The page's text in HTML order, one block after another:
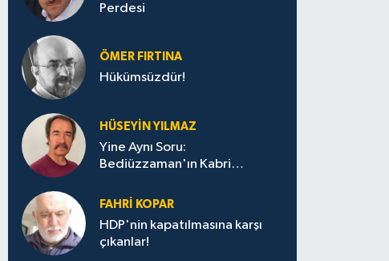
Perdesi
ÖMER FIRTINA
Hükümsüzdür!
HÜSEYIN YILMAZ
Yine Aynı Soru:
Bediüzzaman'ın Kabri
FAHRI KOPAR
HDP'nin kapatılmasına karşı
çıkanlar!